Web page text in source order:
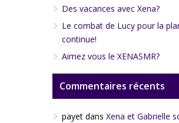
Des vacances avec Xena?
Le combat de Lucy pour la
continue!
Aimez vous le XENASMR?
Commentaires récents
payet dans Xena et Gabrielle